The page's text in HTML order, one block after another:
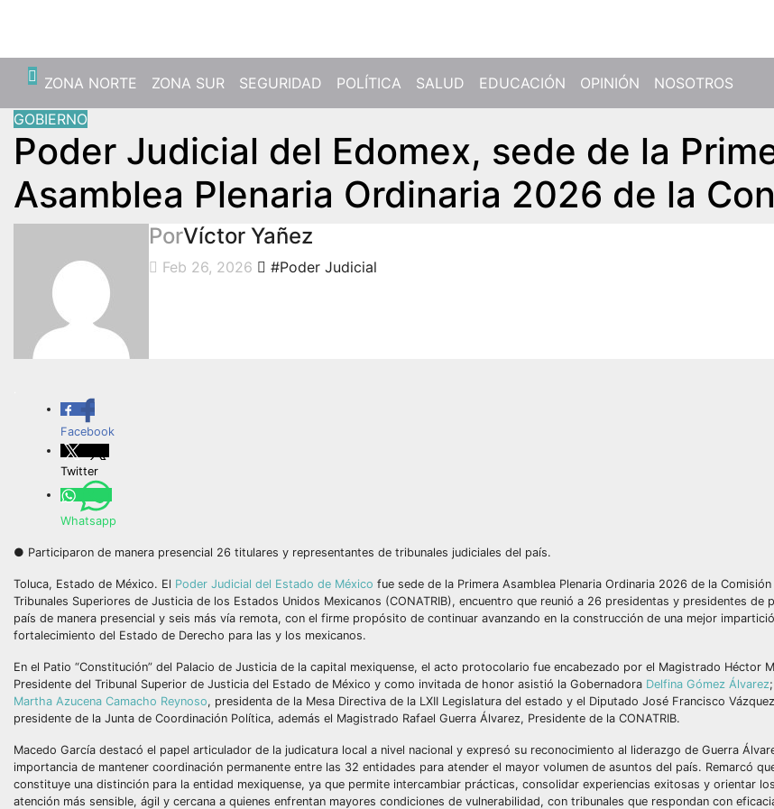
ZONA NORTE ZONA SUR SEGURIDAD POLÍTICA SALUD EDUCACIÓN OPINIÓN
NOSOTROS
GOBIERNO
Poder Judicial del Edomex, sede de la
Asamblea Plenaria Ordinaria 2026 de la
PorVíctor Yañez
Feb 26, 2026 #Poder Judicial
Facebook
Twitter
Whatsapp
● Participaron de manera presencial 26 titulares y representantes de tribunales judiciales del país.
Toluca, Estado de México. El Poder Judicial del Estado de México fue sede de la Primera Asamblea Plenaria Ordinaria 2026 de la
Tribunales Superiores de Justicia de los Estados Unidos Mexicanos (CONATRIB), encuentro que reunió a 26 presidentas y presidentes de
país de manera presencial y seis más vía remota, con el firme propósito de continuar avanzando en la construcción de una mejor
fortalecimiento del Estado de Derecho para las y los mexicanos.
En el Patio “Constitución” del Palacio de Justicia de la capital mexiquense, el acto protocolario fue encabezado por el Magistrado Héctor
Presidente del Tribunal Superior de Justicia del Estado de México y como invitada de honor asistió la Gobernadora Delfina Gómez Álvarez
Martha Azucena Camacho Reynoso, presidenta de la Mesa Directiva de la LXII Legislatura del estado y el Diputado José Francisco
presidente de la Junta de Coordinación Política, además el Magistrado Rafael Guerra Álvarez, Presidente de la CONATRIB.
Macedo García destacó el papel articulador de la judicatura local a nivel nacional y expresó su reconocimiento al liderazgo de Guerra
importancia de mantener coordinación permanente entre las 32 entidades para atender el mayor volumen de asuntos del país. Remarcó
constituye una distinción para la entidad mexiquense, ya que permite intercambiar prácticas, consolidar experiencias exitosas y orientar
atención más sensible, ágil y cercana a quienes enfrentan mayores condiciones de vulnerabilidad, con tribunales que respondan con